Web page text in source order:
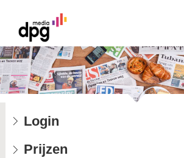
Login
Prijzen